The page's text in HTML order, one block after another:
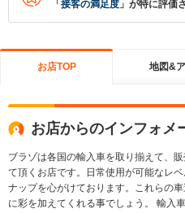
「 接客の満足度 」が特に評価
お店TOP 地図&
お店からのインフォメ
ブラゾは各国の輸入車を取り揃えて、
て頂くお店です。日常使用が可能なレ
ナップを心がけております。これらの
に彩を加えてくれる事でしょう。 輸入